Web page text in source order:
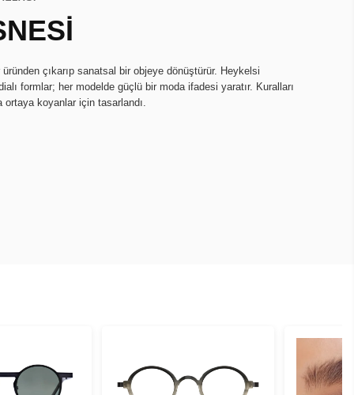
çıkarıp sanatsal bir objeye dönüştürür. Heykelsi
formlar; her modelde güçlü bir moda ifadesi yaratır. Kuralları
koyanlar için tasarlandı.